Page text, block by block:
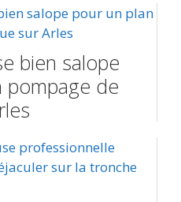
bien salope
pompage de